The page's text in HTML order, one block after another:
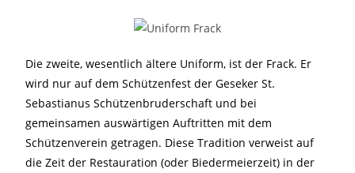
Die zweite, wesentlich ältere Uniform, ist der Frack. Er
wird nur auf dem Schützenfest der Geseker St.
Sebastianus Schützenbruderschaft und bei
gemeinsamen auswärtigen Auftritten mit dem
Schützenverein getragen. Diese Tradition verweist auf
die Zeit der Restauration (oder Biedermeierzeit) in der